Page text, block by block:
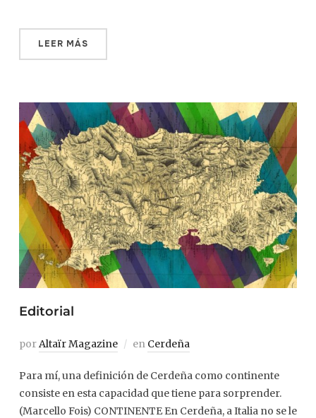
LEER MÁS
Editorial
porAltaïr Magazine en Cerdeña
Para mí, una definición de Cerdeña como continente
consiste en esta capacidad que tiene para sorprender.
(Marcello Fois) CONTINENTE En Cerdeña, a Italia no se le